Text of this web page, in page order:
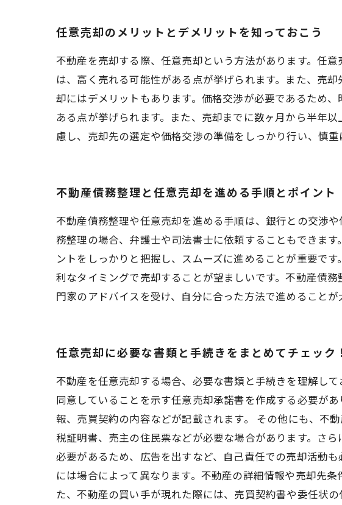
任意売却のメリットとデメリットを知っておこう
不動産を売却する際、任意売却という方法があります。任
は、高く売れる可能性がある点が挙げられます。また、売
却にはデメリットもあります。価格交渉が必要であるため
ある点が挙げられます。また、売却までに数ヶ月から半年
慮し、売却先の選定や価格交渉の準備をしっかり行い、慎重
不動産債務整理と任意売却を進める手順とポイント
不動産債務整理や任意売却を進める手順は、銀行との交渉
務整理の場合、弁護士や司法書士に依頼することもできま
ントをしっかりと把握し、スムーズに進めることが重要で
利なタイミングで売却することが望ましいです。不動産債
門家のアドバイスを受け、自分に合った方法で進めることが
任意売却に必要な書類と手続きをまとめてチェック
不動産を任意売却する場合、必要な書類と手続きを理解し
同意していることを示す任意売却承諾書を作成する必要が
報、売買契約の内容などが記載されます。 その他にも、不
税証明書、売主の住民票などが必要な場合があります。さ
必要があるため、広告を出すなど、自己責任での売却活動
には場合によって異なります。不動産の詳細情報や売却先
た、不動産の買い手が現れた際には、売買契約書や委任状